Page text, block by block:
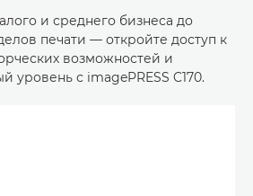
и среднего бизнеса до
печати — откройте доступ к
возможностей и
уровень с imagePRESS C170.